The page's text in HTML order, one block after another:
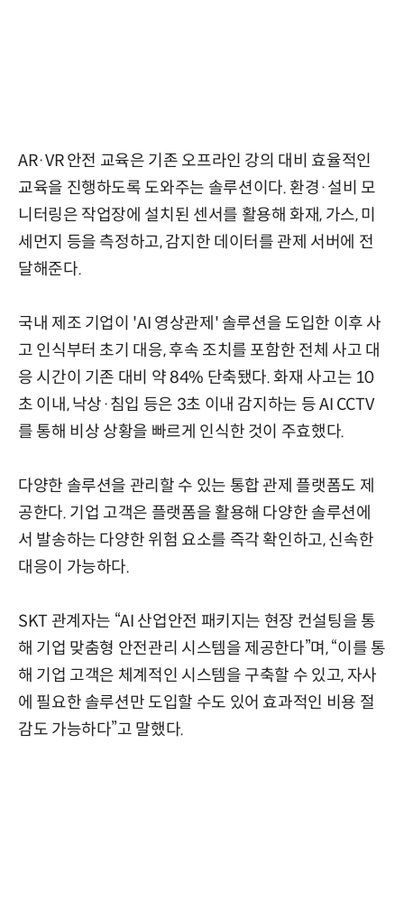
AR·VR 안전 교육은 기존 오프라인 강의 대비 효율적인
교육을 진행하도록 도와주는 솔루션이다. 환경·설비 모
니터링은 작업장에 설치된 센서를 활용해 화재, 가스, 미
세먼지 등을 측정하고, 감지한 데이터를 관제 서버에 전
달해준다.
국내 제조 기업이 'AI 영상관제' 솔루션을 도입한 이후 사
고 인식부터 초기 대응, 후속 조치를 포함한 전체 사고 대
응 시간이 기존 대비 약 84% 단축됐다. 화재 사고는 10
초 이내, 낙상·침입 등은 3초 이내 감지하는 등 AI CCTV
를 통해 비상 상황을 빠르게 인식한 것이 주효했다.
다양한 솔루션을 관리할 수 있는 통합 관제 플랫폼도 제
공한다. 기업 고객은 플랫폼을 활용해 다양한 솔루션에
서 발송하는 다양한 위험 요소를 즉각 확인하고, 신속한
대응이 가능하다.
SKT 관계자는 “AI 산업안전 패키지는 현장 컨설팅을 통
해 기업 맞춤형 안전관리 시스템을 제공한다”며, “이를 통
해 기업 고객은 체계적인 시스템을 구축할 수 있고, 자사
에 필요한 솔루션만 도입할 수도 있어 효과적인 비용 절
감도 가능하다”고 말했다.